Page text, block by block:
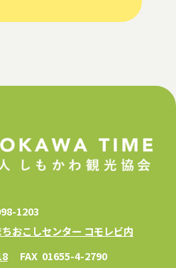
1203
おこしセンター コモレビ内
FAX 01655-4-2790